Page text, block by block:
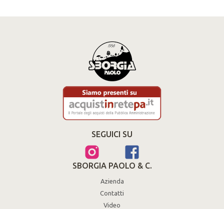
SEGUICI SU
SBORGIA PAOLO & C.
Azienda
Contatti
Video